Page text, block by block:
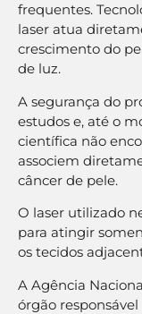
frequentes.
laser atua
crescimento do
de luz.
A segurança do
estudos e, até o
científica não
associem
câncer de pele.
O laser utilizado
para atingir
os tecidos
A Agência
órgão